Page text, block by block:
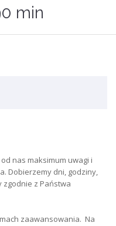
min
nas maksimum uwagi i
Dobierzemy dni, godziny,
zgodnie z Państwa
zaawansowania. Na